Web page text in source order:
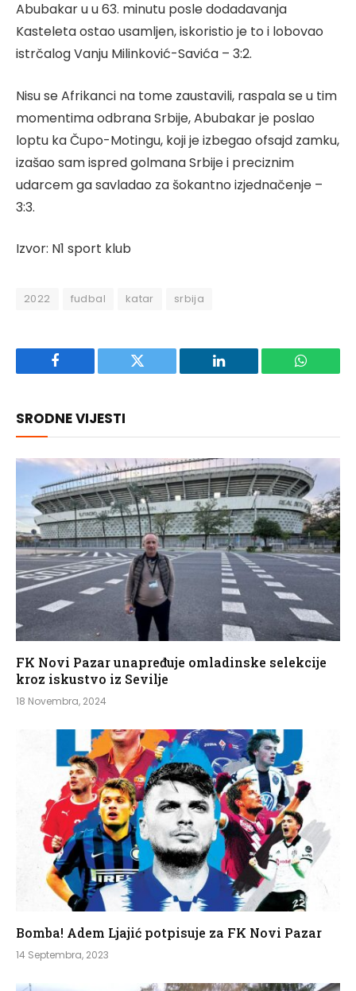
Abubakar u u 63. minutu posle dodadavanja
Kasteleta ostao usamljen, iskoristio je to i lobovao
istrčalog Vanju Milinković-Savića – 3:2.
Nisu se Afrikanci na tome zaustavili, raspala se u tim
momentima odbrana Srbije, Abubakar je poslao
loptu ka Čupo-Motingu, koji je izbegao ofsajd zamku,
izašao sam ispred golmana Srbije i preciznim
udarcem ga savladao za šokantno izjednačenje –
3:3.
Izvor: N1 sport klub
2022 fudbal katar srbija
Facebook Twitter LinkedIn
SRODNE VIJESTI
FK Novi Pazar unapređuje omladinske selekcije
kroz iskustvo iz Sevilje
18 Novembra, 2024
Bomba! Adem Ljajić potpisuje za FK Novi Pazar
14 Septembra, 2023